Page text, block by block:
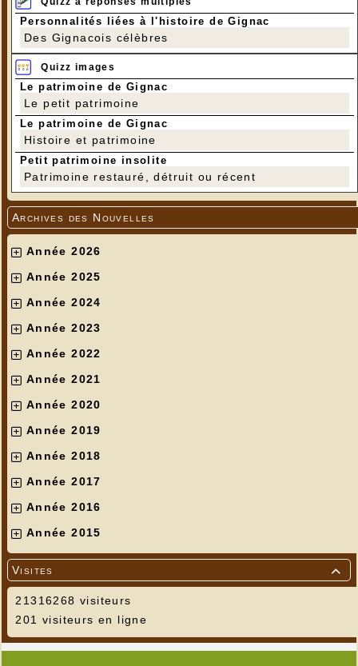
Personnalités liées à l'histoire de Gignac
Des Gignacois célèbres
Quizz images
Le patrimoine de Gignac
Le petit patrimoine
Le patrimoine de Gignac
Histoire et patrimoine
Petit patrimoine insolite
Patrimoine restauré, détruit ou récent
Archives des Nouvelles
Année 2026
Année 2025
Année 2024
Année 2023
Année 2022
Année 2021
Année 2020
Année 2019
Année 2018
Année 2017
Année 2016
Année 2015

Visites
21316268 visiteurs
201 visiteurs en ligne